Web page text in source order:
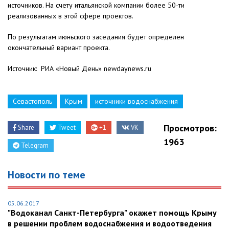
источников. На счету итальянской компании более 50-ти
реализованных в этой сфере проектов.
По результатам июньского заседания будет определен
окончательный вариант проекта.
Источник: РИА «Новый День» newdaynews.ru
Севастополь Крым источники водоснабжения
Share Tweet +1 VK
Telegram
Просмотров:
1963
Новости по теме
05.06.2017
"Водоканал Санкт-Петербурга" окажет помощь Крыму
в решении проблем водоснабжения и водоотведения